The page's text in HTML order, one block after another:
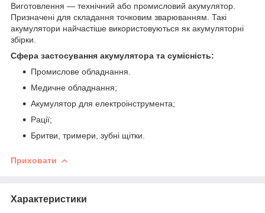
Виготовлення — технічний або промисловий акумулятор.
Призначені для складання точковим зварюванням. Такі
акумулятори найчастіше використовуються як акумуляторні
збірки.
Сфера застосування акумулятора та сумісність:
Промислове обладнання.
Медичне обладнання;
Акумулятор для електроінструмента;
Рації;
Бритви, тримери, зубні щітки.
Приховати
Характеристики